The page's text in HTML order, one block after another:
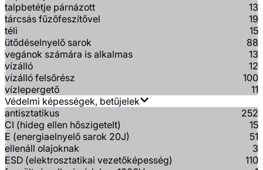
talpbetétje párnázott
13
tárcsás fűzőfeszítővel
19
téli
15
ütődéselnyelő sarok
88
vegánok számára is alkalmas
13
vízálló
12
vízálló felsőrész
100
vízlepergető
11
Védelmi képességek, betűjelek
antisztatikus
252
CI (hideg ellen hőszigetelt)
15
E (energiaelnyelő sarok 20J)
51
ellenáll olajoknak
3
ESD (elektrosztatikai vezetőképesség)
110